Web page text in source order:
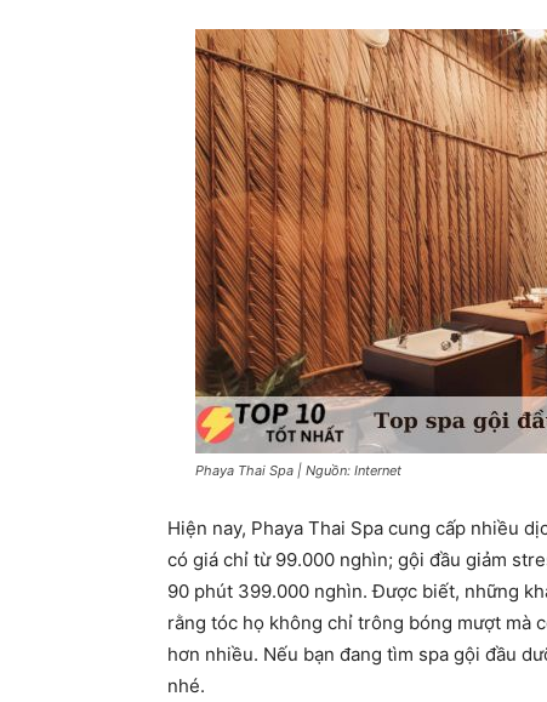
Phaya Thai Spa | Nguồn: Internet
Hiện nay, Phaya Thai Spa cung cấp nhiều
có giá chỉ từ 99.000 nghìn; gội đầu giảm
90 phút 399.000 nghìn. Được biết, những
rằng tóc họ không chỉ trông bóng mượt mà
hơn nhiều. Nếu bạn đang tìm spa gội đầu
nhé.